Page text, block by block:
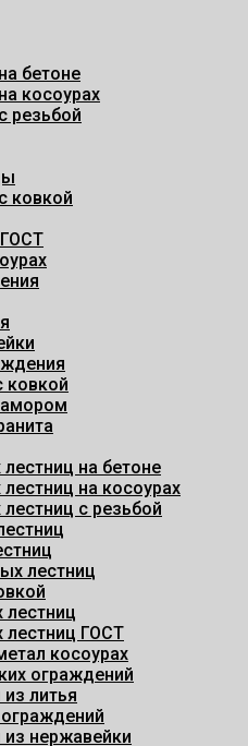
бетоне
косоурах
резьбой
ковкой
ковкой
на бетоне
на косоурах
с резьбой
лестниц
лестниц ГОСТ
косоурах
ограждений
литья
нержавейки